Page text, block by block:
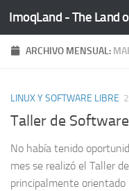
Saltar al contenido
ImoqLand - The Land
ARCHIVO MENSUAL:
LINUX Y SOFTWARE LIBRE
Taller de
No había tenido
mes se realizó el Taller
principalmente